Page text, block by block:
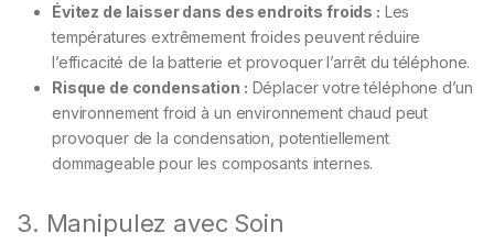
Évitez de laisser dans des endroits froids : Les
températures extrêmement froides peuvent réduire
l’efficacité de la batterie et provoquer l’arrêt du téléphone.
Risque de condensation : Déplacer votre téléphone d’un
environnement froid à un environnement chaud peut
provoquer de la condensation, potentiellement
dommageable pour les composants internes.
3. Manipulez avec Soin